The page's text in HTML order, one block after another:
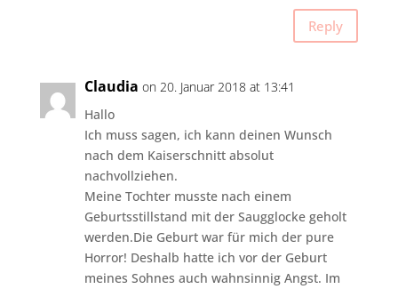
Reply
Claudia on 20. Januar 2018 at 13:41
Hallo
Ich muss sagen, ich kann deinen Wunsch
nach dem Kaiserschnitt absolut
nachvollziehen.
Meine Tochter musste nach einem
Geburtsstillstand mit der Saugglocke geholt
werden.Die Geburt war für mich der pure
Horror! Deshalb hatte ich vor der Geburt
meines Sohnes auch wahnsinnig Angst. Im